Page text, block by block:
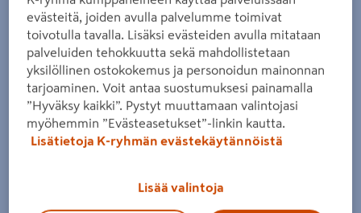
Akkupistosaha Makita DJV181RTJ
18V LXT 2x5,0Ah
Tuotenumero:501521853 EAN-koodi : 88381676700
Suorarunkoinen hiiliharjaton pistosaha ammattilaiselle.
Kierrosluku säädettävissä 800–3500 min⁻¹, isku 26 mm.
Kapasiteetti puu 135 mm. Heiluri, terän pikakiinnitys.
evästeitä, joiden avulla palvelumme toimivat
toivotulla tavalla. Lisäksi evästeiden avulla mitataan
palveluiden tehokkuutta sekä mahdollistetaan
yksilöllinen ostokokemus ja personoidun mainonnan
tarjoaminen. Voit antaa suostumuksesi painamalla
”Hyväksy kaikki”. Pystyt muuttamaan valintojasi
myöhemmin ”Evästeasetukset”-linkin kautta.
Lisätietoja K-ryhmän evästekäytännöistä
Lisää valintoja